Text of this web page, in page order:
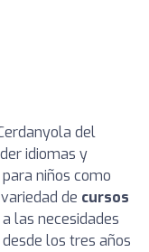
del
idiomas y
niños como
de cursos
las necesidades
los tres años